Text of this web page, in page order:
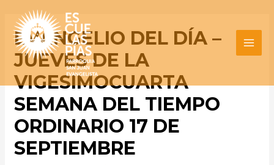
content
EVANGELIO DEL DÍA –
JUEVES DE LA
VIGESIMOCUARTA
SEMANA DEL TIEMPO
ORDINARIO 17 DE
SEPTIEMBRE
Post
navigation